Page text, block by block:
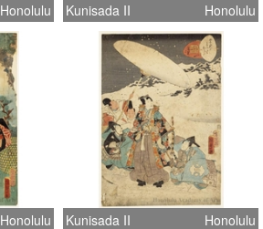
Honolulu Kunisada II Honolulu
Honolulu Kunisada II Honolulu